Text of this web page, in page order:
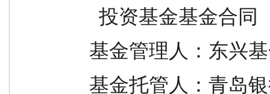
      投资基金基金合同
基金管理人：东
基金托管人：青